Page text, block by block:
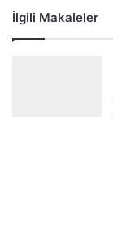
İlgili Makaleler